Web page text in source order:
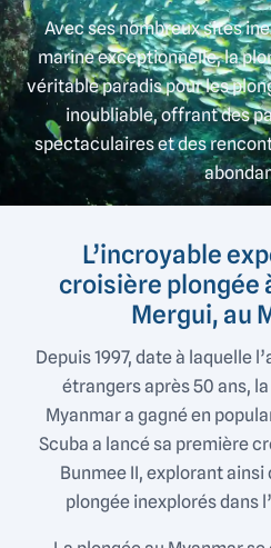
Avec ses nombreux sites
marine exceptionnelle, la
véritable paradis pour les
inoubliable, offrant des
spectaculaires et des
L’incroyable
croisière plongée
Mergui, au
Depuis 1997, date à laquelle
étrangers après 50 ans,
Myanmar a gagné en
Scuba a lancé sa première
Bunmee II, explorant
plongée inexplorés dans